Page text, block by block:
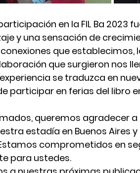
en la FIL Ba 2023
y una sensación de
que establecimos,
que surgieron nos
se traduzca en
participar en ferias del libro
queremos agradecer
estadía en Buenos Aires
comprometidos en
para ustedes.